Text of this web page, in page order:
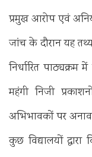
प्रमुख आरोप एवं
जांच के दौरान यह
निर्धारित
महंगी निजी
अभिभावकों पर
कुछ विद्यालयों